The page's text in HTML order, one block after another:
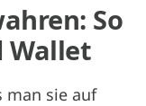
So
Wallet
man sie auf